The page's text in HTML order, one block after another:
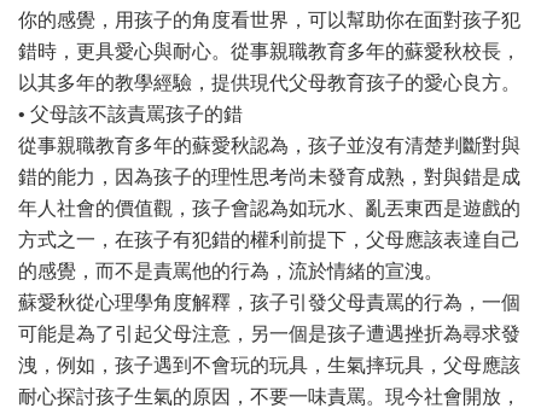
你的感覺，用孩子的角度看世界，可以幫助你在面對孩子犯
錯時，更具愛心與耐心。從事親職教育多年的蘇愛秋校長，
以其多年的教學經驗，提供現代父母教育孩子的愛心良方。
• 父母該不該責罵孩子的錯
從事親職教育多年的蘇愛秋認為，孩子並沒有清楚判斷對與
錯的能力，因為孩子的理性思考尚未發育成熟，對與錯是成
年人社會的價值觀，孩子會認為如玩水、亂丟東西是遊戲的
方式之一，在孩子有犯錯的權利前提下，父母應該表達自己
的感覺，而不是責罵他的行為，流於情緒的宣洩。
蘇愛秋從心理學角度解釋，孩子引發父母責罵的行為，一個
可能是為了引起父母注意，另一個是孩子遭遇挫折為尋求發
洩，例如，孩子遇到不會玩的玩具，生氣摔玩具，父母應該
耐心探討孩子生氣的原因，不要一味責罵。現今社會開放，